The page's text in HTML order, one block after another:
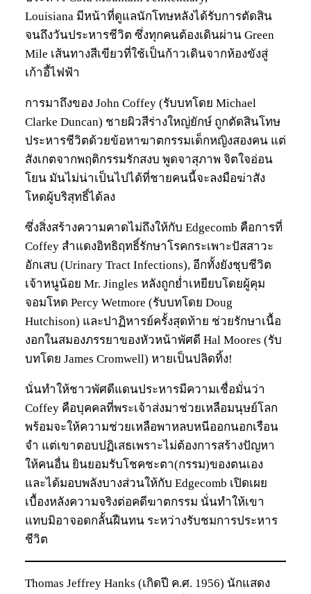
Louisiana มีหน้าที่ดูแลนักโทษหลังได้รับการตัดสิน
จนถึงวันประหารชีวิต ซึ่งทุกคนต้องเดินผ่าน Green
Mile เส้นทางสีเขียวที่ใช้เป็นก้าวเดินจากห้องขังสู่
เก้าอี้ไฟฟ้า
การมาถึงของ John Coffey (รับบทโดย Michael
Clarke Duncan) ชายผิวสีร่างใหญ่ยักษ์ ถูกตัดสินโทษ
ประหารชีวิตด้วยข้อหาฆาตกรรมเด็กหญิงสองคน แต่
สังเกตจากพฤติกรรมรักสงบ พูดจาสุภาพ จิตใจอ่อน
โยน มันไม่น่าเป็นไปได้ที่ชายคนนี้จะลงมือฆ่าสัง
โหดผู้บริสุทธิ์ได้ลง
ซึ่งสิ่งสร้างความคาดไม่ถึงให้กับ Edgecomb คือการที่
Coffey สำแดงอิทธิฤทธิ์รักษาโรคกระเพาะปัสสาวะ
อักเสบ (Urinary Tract Infections), อีกทั้งยังชุบชีวิต
เจ้าหนูน้อย Mr. Jingles หลังถูกย่ำเหยียบโดยผู้คุม
จอมโหด Percy Wetmore (รับบทโดย Doug
Hutchison) และปาฏิหารย์ครั้งสุดท้าย ช่วยรักษาเนื้อ
งอกในสมองภรรยาของหัวหน้าพัศดี Hal Moores (รับ
บทโดย James Cromwell) หายเป็นปลิดทิ้ง!
นั่นทำให้ชาวพัศดีแดนประหารมีความเชื่อมั่นว่า
Coffey คือบุคคลที่พระเจ้าส่งมาช่วยเหลือมนุษย์โลก
พร้อมจะให้ความช่วยเหลือพาหลบหนีออกนอกเรือน
จำ แต่เขาตอบปฏิเสธเพราะไม่ต้องการสร้างปัญหา
ให้คนอื่น ยินยอมรับโชคชะตา(กรรม)ของตนเอง
และได้มอบพลังบางส่วนให้กับ Edgecomb เปิดเผย
เบื้องหลังความจริงต่อคดีฆาตกรรม นั่นทำให้เขา
แทบมิอาจอดกลั้นฝืนทน ระหว่างรับชมการประหาร
ชีวิต
Thomas Jeffrey Hanks (เกิดปี ค.ศ. 1956) นักแสดง